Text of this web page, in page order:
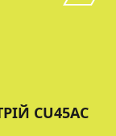
CU45AC